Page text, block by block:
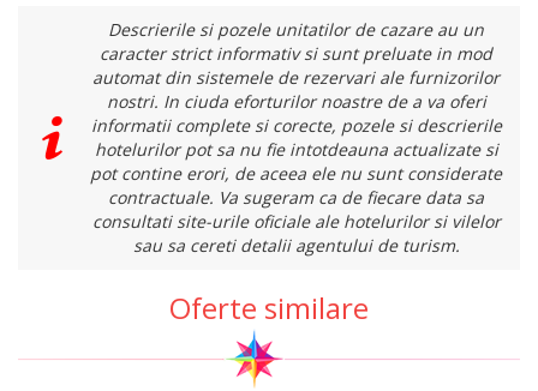
Descrierile si pozele unitatilor de cazare au un
caracter strict informativ si sunt preluate in mod
automat din sistemele de rezervari ale furnizorilor
nostri. In ciuda eforturilor noastre de a va oferi
informatii complete si corecte, pozele si descrierile
hotelurilor pot sa nu fie intotdeauna actualizate si
pot contine erori, de aceea ele nu sunt considerate
contractuale. Va sugeram ca de fiecare data sa
consultati site-urile oficiale ale hotelurilor si vilelor
sau sa cereti detalii agentului de turism.
Oferte similare